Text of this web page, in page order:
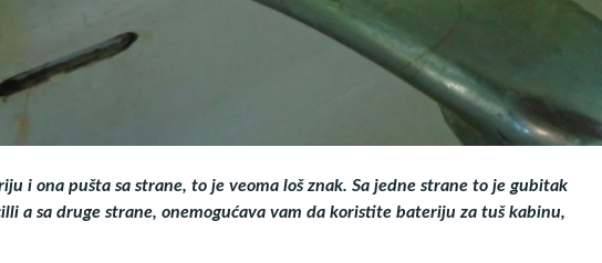
i ona pušta sa strane, to je veoma loš znak. Sa jedne strane to je gubitak
a sa druge strane, onemogućava vam da koristite bateriju za tuš kabinu,